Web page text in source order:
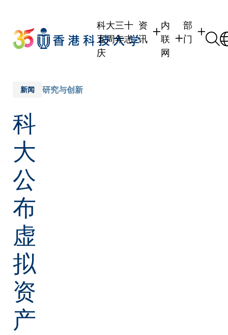
main
content
科大三十
五周年志
庆
资
讯
内
联
网
部
门
新闻 研究与创新
科
大
公
布
虚
拟
资
产